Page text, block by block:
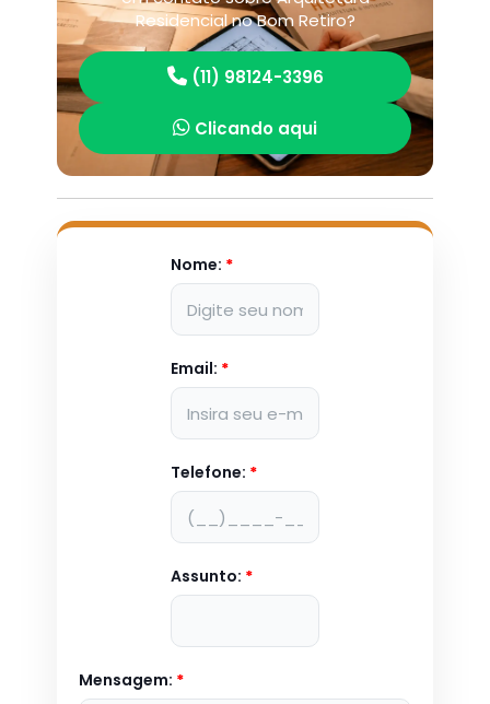
Residencial no Bom Retiro?
(11) 98124-3396
Clicando aqui
Nome: *
Email: *
Telefone: *
Assunto: *
Mensagem: *